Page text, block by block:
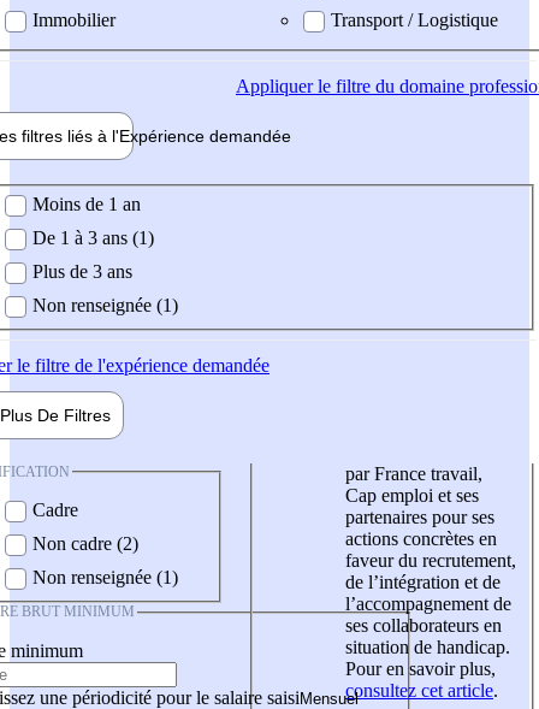
Immobilier
Transport / Logistique
Appliquerle filtre du domaine
filtres liés à l'Expérience demandée
demandée
Moins de 1 an
De 1 à 3 ans (1)
Plus de 3 ans
Non renseignée (1)
le filtre de l'expérience demandée
Plus De Filtres
Cadre
Non cadre (2)
Non renseignée (1)
BRUT MINIMUM
minimum
une périodicité pour le salaire saisi
par France travail,
Cap emploi et ses
partenaires pour ses
actions concrètes en
faveur du recrutement,
de l’intégration et de
l’accompagnement de
ses collaborateurs en
situation de handicap.
Pour en savoir plus,
consultez cet article.